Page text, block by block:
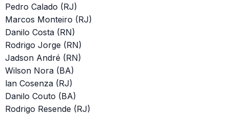
Pedro Calado (RJ)
Marcos Monteiro (RJ)
Danilo Costa (RN)
Rodrigo Jorge (RN)
Jadson André (RN)
Wilson Nora (BA)
lan Cosenza (RJ)
Danilo Couto (BA)
Rodrigo Resende (RJ)